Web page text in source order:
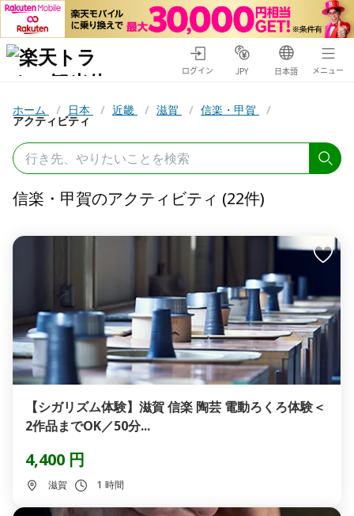
ログイン JPY 日本語 メニュー
ホーム / 日本 / 近畿 / 滋賀 / 信楽・甲賀 /
アクティビティ
信楽・甲賀のアクティビティ (22件)
【シガリズム体験】滋賀 信楽 陶芸 電動ろくろ体験＜
2作品までOK／50分...
4,400 円
滋賀 1 時間